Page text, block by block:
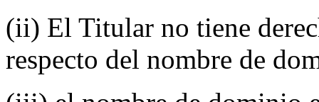
(ii) El Titular no tiene
respecto del nombre de